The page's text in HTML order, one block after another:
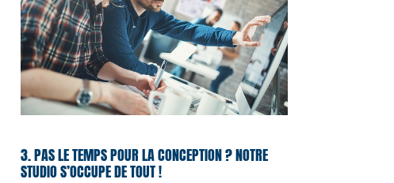
3. PAS LE TEMPS POUR LA CONCEPTION ? NOTRE
STUDIO S’OCCUPE DE TOUT !